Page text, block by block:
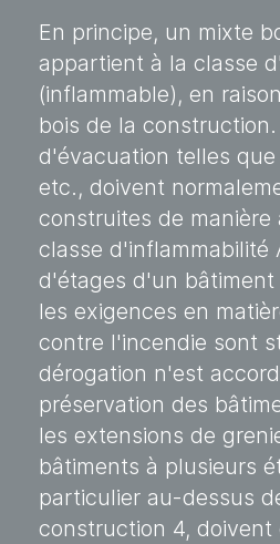
En principe, un mixte
appartient à la classe
(inflammable), en
bois de la
d'évacuation telles que
etc., doivent
construites de manière
classe d'inflammabilité
d'étages d'un bâtiment
les exigences en
contre l'incendie sont
dérogation n'est
préservation des
les extensions de
bâtiments à plusieurs
particulier au-dessus
construction 4, doivent